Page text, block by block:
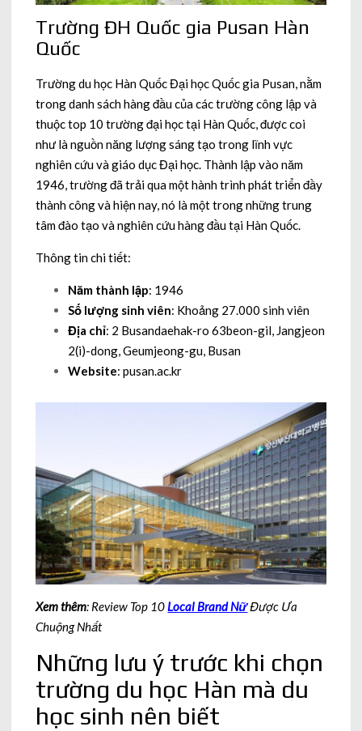
Trường ĐH Quốc gia Pusan Hàn
Quốc
Trường du học Hàn Quốc Đại học Quốc gia Pusan, nằm
trong danh sách hàng đầu của các trường công lập và
thuộc top 10 trường đại học tại Hàn Quốc, được coi
như là nguồn năng lượng sáng tạo trong lĩnh vực
nghiên cứu và giáo dục Đại học. Thành lập vào năm
1946, trường đã trải qua một hành trình phát triển đầy
thành công và hiện nay, nó là một trong những trung
tâm đào tạo và nghiên cứu hàng đầu tại Hàn Quốc.
Thông tin chi tiết:
Năm thành lập: 1946
Số lượng sinh viên: Khoảng 27.000 sinh viên
Địa chỉ: 2 Busandaehak-ro 63beon-gil, Jangjeon
2(i)-dong, Geumjeong-gu, Busan
Website: pusan.ac.kr
Xem thêm: Review Top 10Local Brand NữĐược Ưa
Chuộng Nhất
Những lưu ý trước khi chọn
trường du học Hàn mà du
học sinh nên biết